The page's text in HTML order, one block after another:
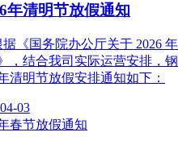
年清明节放假通知
《国务院办公厅关于 2026 年
，结合我司实际运营安排，钢
清明节放假安排通知如下：
03